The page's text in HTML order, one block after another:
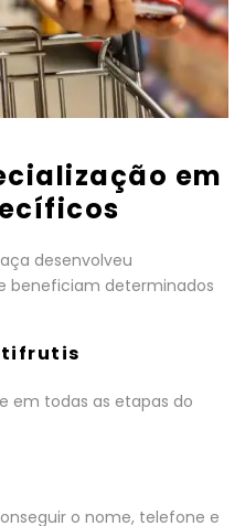
em
desenvolveu
beneficiam determinados
em todas as etapas do
o nome, telefone e